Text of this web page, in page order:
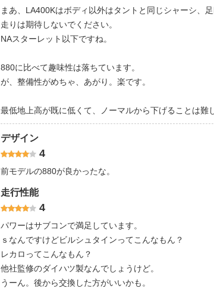
まあ、LA400Kはボディ以外はタントと同じシャーシ、足
走りは期待しないでください。
NAスターレット以下ですね。
880に比べて趣味性は落ちています。
が、整備性がめちゃ、あがり。楽です。
最低地上高が既に低くて、ノーマルから下げることは難
デザイン
4
前モデルの880が良かったな。
走行性能
4
パワーはサブコンで満足しています。
ｓなんですけどビルシュタインってこんなもん？
レカロってこんなもん？
他社監修のダイハツ製なんでしょうけど。
うーん。後から交換した方がいいかも。